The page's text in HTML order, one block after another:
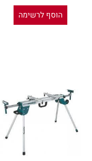
הוסף לרשימה